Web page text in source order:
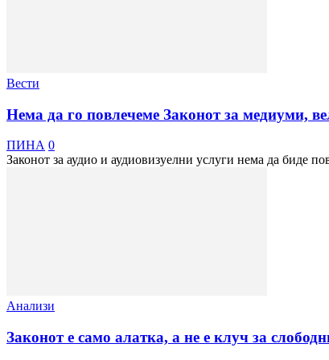
Вести
Нема да го повлечеме Законот за медиуми,
ПИНА 0
Законот за аудио и аудиовизуелни услуги нема да биде
Анализи
Законот е само алатка, а не е клуч за